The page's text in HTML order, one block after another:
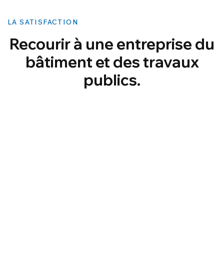
LA SATISFACTION
Recourir à une entreprise du
bâtiment et des travaux
publics.